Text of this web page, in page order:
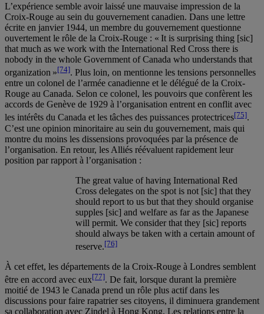
L’expérience semble avoir laissé une mauvaise impression de la
Croix-Rouge au sein du gouvernement canadien. Dans une lettre
écrite en janvier 1944, un membre du gouvernement questionne
ouvertement le rôle de la Croix-Rouge : « It is surprising thing [sic]
that much as we work with the International Red Cross there is
nobody in the whole Government of Canada who understands that
organization »[74]. Plus loin, on mentionne les tensions personnelles
entre un colonel de l’armée canadienne et le délégué de la Croix-
Rouge au Canada. Selon ce colonel, les pouvoirs que confèrent les
accords de Genève de 1929 à l’organisation entrent en conflit avec
les intérêts du Canada et les tâches des puissances protectrices[75].
C’est une opinion minoritaire au sein du gouvernement, mais qui
montre du moins les dissensions provoquées par la présence de
l’organisation. En retour, les Alliés réévaluent rapidement leur
position par rapport à l’organisation :
The great value of having International Red
Cross delegates on the spot is not [sic] that they
should report to us but that they should organise
supples [sic] and welfare as far as the Japanese
will permit. We consider that they [sic] reports
should always be taken with a certain amount of
reserve.[76]
À cet effet, les départements de la Croix-Rouge à Londres semblent
être en accord avec eux[77]. De fait, lorsque durant la première
moitié de 1943 le Canada prend un rôle plus actif dans les
discussions pour faire rapatrier ses citoyens, il diminuera grandement
sa collaboration avec Zindel à Hong Kong. Les relations entre la